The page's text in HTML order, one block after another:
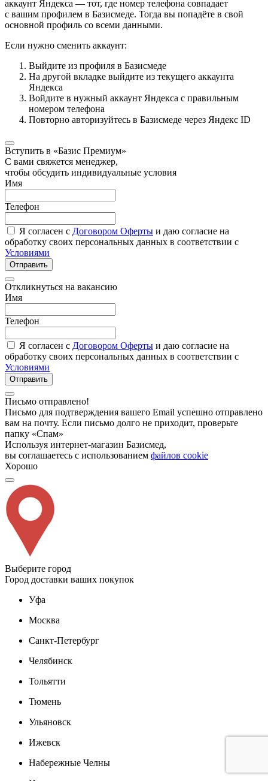
аккаунт Яндекса — тот, где номер телефона совпадает
с вашим профилем в Базисмеде. Тогда вы попадёте в свой
основной профиль со всеми данными.
Если нужно сменить аккаунт:
Выйдите из профиля в Базисмеде
На другой вкладке выйдите из текущего аккаунта
Яндекса
Войдите в нужный аккаунт Яндекса с правильным
номером телефона
Повторно авторизуйтесь в Базисмеде через Яндекс ID
Вступить в «Базис Премиум»
С вами свяжется менеджер,
чтобы обсудить индивидуальные условия
Имя
Телефон
Я согласен с Договором Оферты и даю согласие на
обработку своих персональных данных в соответствии с
Условиями
Отправить
Откликнуться на вакансию
Имя
Телефон
Я согласен с Договором Оферты и даю согласие на
обработку своих персональных данных в соответствии с
Условиями
Отправить
Письмо отправлено!
Письмо для подтверждения вашего Email успешно отправлено
вам на почту. Если письмо долго не приходит, проверьте
папку «Спам»
Используя интернет-магазин Базисмед,
вы соглашаетесь с использованием файлов cookie
Хорошо
Выберите город
Город доставки ваших покупок
Уфа
Москва
Санкт-Петербург
Челябинск
Тольятти
Тюмень
Ульяновск
Ижевск
Набережные Челны